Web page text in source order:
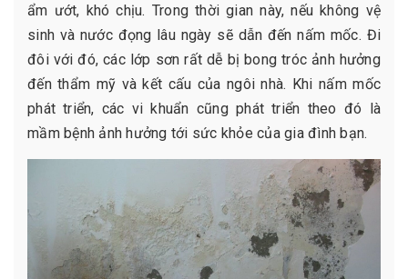
ẩm ướt, khó chịu. Trong thời gian này, nếu không vệ
sinh và nước đọng lâu ngày sẽ dẫn đến nấm mốc. Đi
đôi với đó, các lớp sơn rất dễ bị bong tróc ảnh hưởng
đến thẩm mỹ và kết cấu của ngôi nhà. Khi nấm mốc
phát triển, các vi khuẩn cũng phát triển theo đó là
mầm bệnh ảnh hưởng tới sức khỏe của gia đình bạn.